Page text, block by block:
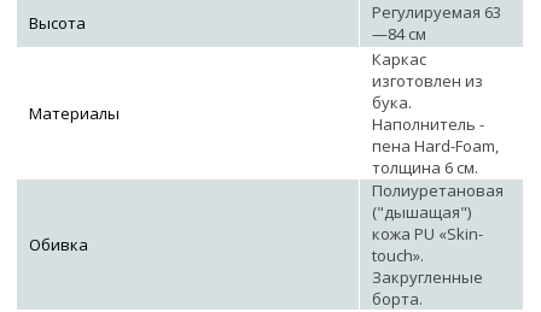
Высота
Регулируемая 63
—84 см
Материалы
Каркас
изготовлен из
бука.
Наполнитель -
пена Hard-Foam,
толщина 6 см.
Обивка
Полиуретановая
("дышащая")
кожа PU «Skin-
touch».
Закругленные
борта.